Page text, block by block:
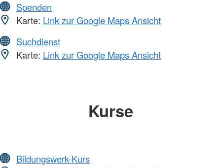
Spenden
Karte: Link zur Google Maps Ansicht
Suchdienst
Karte: Link zur Google Maps Ansicht
Kurse
Bildungswerk-Kurs